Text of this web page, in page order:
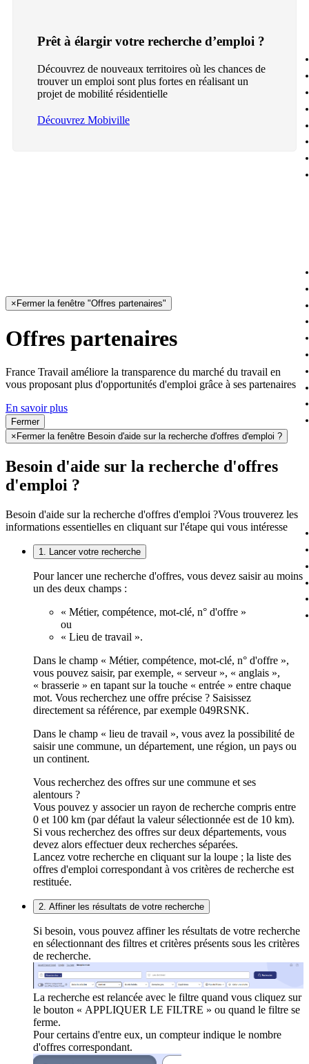
Prêt à élargir votre recherche d’emploi ?
Découvrez de nouveaux territoires où les chances de
trouver un emploi sont plus fortes en réalisant un
projet de mobilité résidentielle
Découvrez Mobiville
× Fermer la fenêtre "Offres partenaires"
Offres partenaires
France Travail améliore la transparence du marché du travail en
vous proposant plus d'opportunités d'emploi grâce à ses partenaires
En savoir plus
Fermer
× Fermer la fenêtre Besoin d'aide sur la recherche d'offres d'emploi ?
Besoin d'aide sur la recherche d'offres
d'emploi ?
Besoin d'aide sur la recherche d'offres d'emploi ?Vous trouverez les
informations essentielles en cliquant sur l'étape qui vous intéresse
1. Lancer votre recherche
Pour lancer une recherche d'offres, vous devez saisir au moins
un des deux champs :
« Métier, compétence, mot-clé, n° d'offre »
ou
« Lieu de travail ».
Dans le champ « Métier, compétence, mot-clé, n° d'offre »,
vous pouvez saisir, par exemple, « serveur », « anglais »,
« brasserie » en tapant sur la touche « entrée » entre chaque
mot. Vous recherchez une offre précise ? Saisissez
directement sa référence, par exemple 049RSNK.
Dans le champ « lieu de travail », vous avez la possibilité de
saisir une commune, un département, une région, un pays ou
un continent.
Vous recherchez des offres sur une commune et ses
alentours ?
Vous pouvez y associer un rayon de recherche compris entre
0 et 100 km (par défaut la valeur sélectionnée est de 10 km).
Si vous recherchez des offres sur deux départements, vous
devez alors effectuer deux recherches séparées.
Lancez votre recherche en cliquant sur la loupe ; la liste des
offres d'emploi correspondant à vos critères de recherche est
restituée.
2. Affiner les résultats de votre recherche
Si besoin, vous pouvez affiner les résultats de votre recherche
en sélectionnant des filtres et critères présents sous les critères
de recherche.
La recherche est relancée avec le filtre quand vous cliquez sur
le bouton « APPLIQUER LE FILTRE » ou quand le filtre se
ferme.
Pour certains d'entre eux, un compteur indique le nombre
d'offres correspondant.